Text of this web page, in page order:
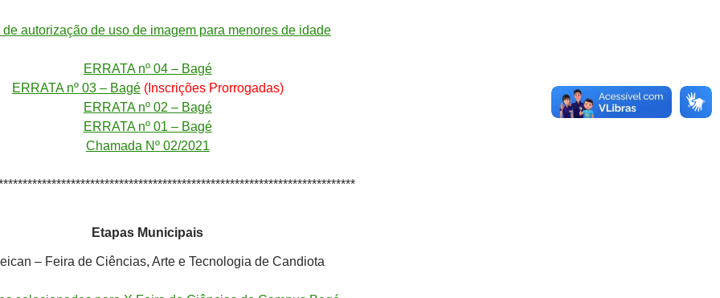
de autorização de uso de imagem para menores de idade
ERRATA nº 04 – Bagé
ERRATA nº 03 – Bagé (Inscrições Prorrogadas)
ERRATA nº 02 – Bagé
ERRATA nº 01 – Bagé
Chamada Nº 02/2021
Etapas Municipais
– Feira de Ciências, Arte e Tecnologia de Candiota